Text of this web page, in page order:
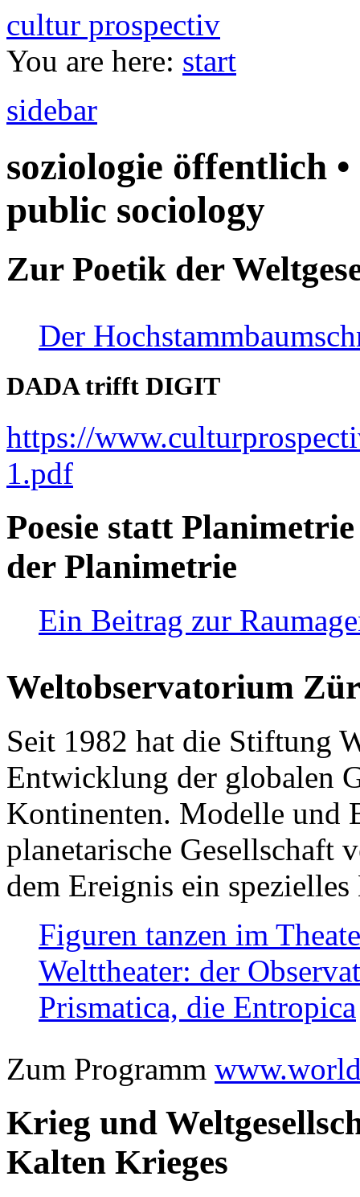
cultur prospectiv
You are here: start
sidebar
soziologie öffentlich
public sociology
Zur Poetik der
Der
DADA trifft DIGIT
https://
1.pdf
Poesie statt
der Planimetrie
Ein Beitrag zur
Weltobservatorium
Seit 1982 hat die Stiftung
Entwicklung der globalen
Kontinenten. Modelle und
planetarische Gesellschaft
dem Ereignis ein
Figuren tanzen im
Welttheater: der
Prismatica, die Entropica
Zum Programm
Krieg und
Kalten Krieges